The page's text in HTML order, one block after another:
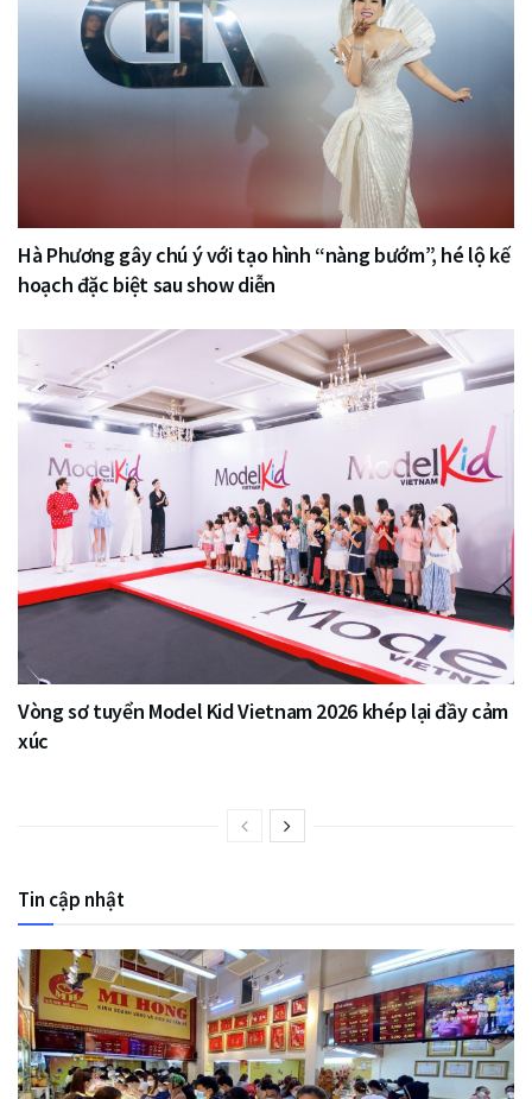
Hà Phương gây chú ý với tạo hình “nàng bướm”, hé lộ kế
hoạch đặc biệt sau show diễn
Vòng sơ tuyển Model Kid Vietnam 2026 khép lại đầy cảm
xúc
Tin cập nhật